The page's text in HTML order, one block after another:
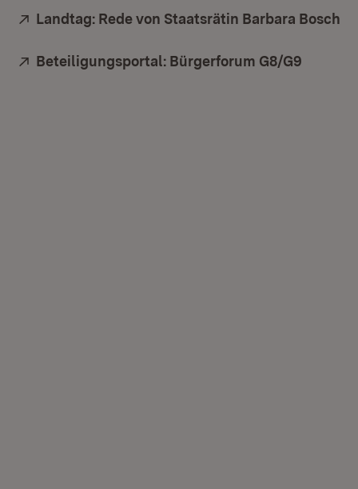
Extern:
Landtag: Rede von Staatsrätin Barbara Bosch
Extern:
Beteiligungsportal: Bürgerforum G8/G9